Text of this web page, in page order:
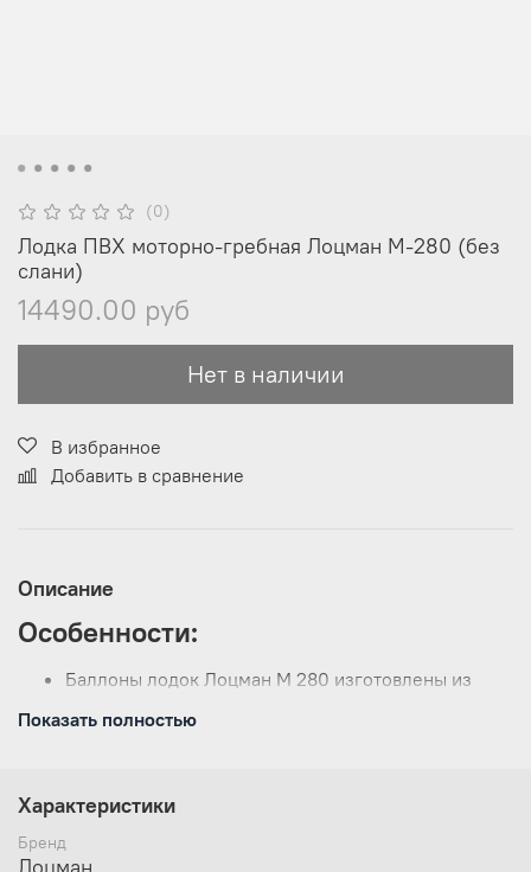
(0)
Лодка ПВХ моторно-гребная Лоцман М-280 (без
слани)
14490.00 руб
Нет в наличии
В избранное
Добавить в сравнение
Описание
Особенности:
Баллоны лодок Лоцман М 280 изготовлены из
г/м2. Усиление по баллонам ПВХ профилем
материалом внутри и снаружи;
Два сиденья из ламинированной влагостойкой
фанеры, которые можно передвигать вдоль
Показать полностью
Характеристики
Бренд